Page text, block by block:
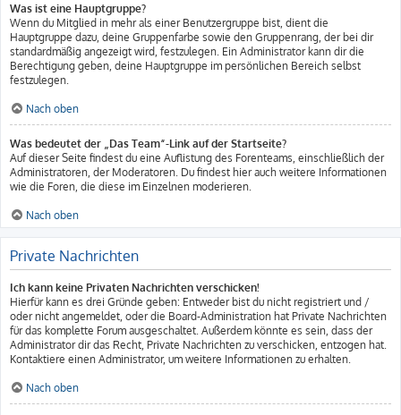
Was ist eine Hauptgruppe?
Wenn du Mitglied in mehr als einer Benutzergruppe bist, dient die
Hauptgruppe dazu, deine Gruppenfarbe sowie den Gruppenrang, der bei dir
standardmäßig angezeigt wird, festzulegen. Ein Administrator kann dir die
Berechtigung geben, deine Hauptgruppe im persönlichen Bereich selbst
festzulegen.
Nach oben
Was bedeutet der „Das Team“-Link auf der Startseite?
Auf dieser Seite findest du eine Auflistung des Forenteams, einschließlich der
Administratoren, der Moderatoren. Du findest hier auch weitere Informationen
wie die Foren, die diese im Einzelnen moderieren.
Nach oben
Private Nachrichten
Ich kann keine Privaten Nachrichten verschicken!
Hierfür kann es drei Gründe geben: Entweder bist du nicht registriert und /
oder nicht angemeldet, oder die Board-Administration hat Private Nachrichten
für das komplette Forum ausgeschaltet. Außerdem könnte es sein, dass der
Administrator dir das Recht, Private Nachrichten zu verschicken, entzogen hat.
Kontaktiere einen Administrator, um weitere Informationen zu erhalten.
Nach oben